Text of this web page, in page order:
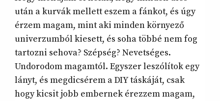
után a kurvák mellett eszem a fánkot, és úgy
érzem magam, mint aki minden környező
univerzumból kiesett, és soha többé nem fog
tartozni sehova? Szépség? Nevetséges.
Undorodom magamtól. Egyszer leszólítok egy
lányt, és megdicsérem a DIY táskáját, csak
hogy kicsit jobb embernek érezzem magam,